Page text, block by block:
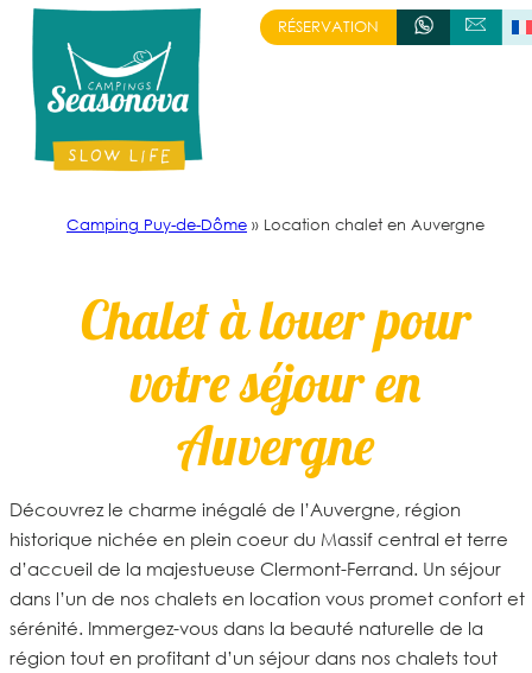
Aller
contenu
RÉSERVATION+336.71.19.41.97
ÉCRIVEZ-NOUS
Camping Puy-de-Dôme » Location chalet en Auvergne
Chalet à louer pour
votre séjour en
Auvergne
Découvrez le charme inégalé de l’Auvergne, région
historique nichée en plein coeur du Massif central et terre
d’accueil de la majestueuse Clermont-Ferrand. Un séjour
dans l’un de nos chalets en location vous promet confort et
sérénité. Immergez-vous dans la beauté naturelle de la
région tout en profitant d’un séjour dans nos chalets tout